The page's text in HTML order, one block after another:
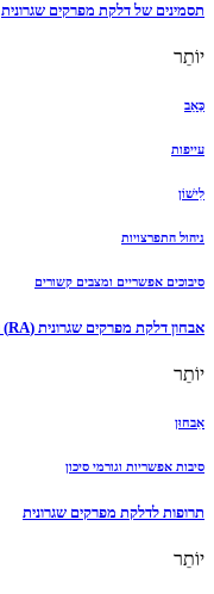
תסמינים של דלקת מפרקים שגרונית
יוֹתֵר
כְּאֵב
עייפות
לִישׁוֹן
ניהול התפרצויות
סיבוכים אפשריים ומצבים קשורים
אבחון דלקת מפרקים שגרונית (RA) וסיבות אפשריות
יוֹתֵר
אִבחוּן
סיבות אפשריות וגורמי סיכון
תרופות לדלקת מפרקים שגרונית
יוֹתֵר